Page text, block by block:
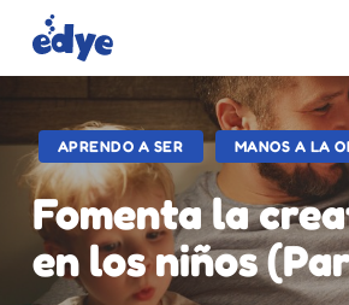
main
content
APRENDO A SER MANOS A LA
Fomenta la
en los niños